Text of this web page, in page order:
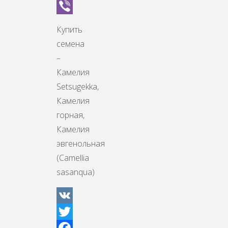
WhatsApp
Купить
семена
–
Камелия
Setsugekka,
Камелия
горная,
Камелия
эвгенольная
(Camellia
sasanqua)
VK